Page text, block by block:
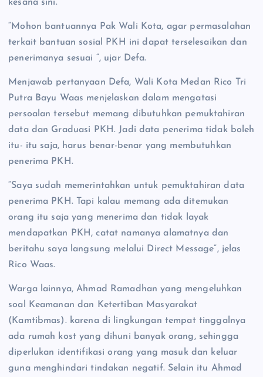
kesana sini.
“Mohon bantuannya Pak Wali Kota, agar permasalahan
terkait bantuan sosial PKH ini dapat terselesaikan dan
penerimanya sesuai “, ujar Defa.
Menjawab pertanyaan Defa, Wali Kota Medan Rico Tri
Putra Bayu Waas menjelaskan dalam mengatasi
persoalan tersebut memang dibutuhkan pemuktahiran
data dan Graduasi PKH. Jadi data penerima tidak boleh
itu- itu saja, harus benar-benar yang membutuhkan
penerima PKH.
“Saya sudah memerintahkan untuk pemuktahiran data
penerima PKH. Tapi kalau memang ada ditemukan
orang itu saja yang menerima dan tidak layak
mendapatkan PKH, catat namanya alamatnya dan
beritahu saya langsung melalui Direct Message”, jelas
Rico Waas.
Warga lainnya, Ahmad Ramadhan yang mengeluhkan
soal Keamanan dan Ketertiban Masyarakat
(Kamtibmas). karena di lingkungan tempat tinggalnya
ada rumah kost yang dihuni banyak orang, sehingga
diperlukan identifikasi orang yang masuk dan keluar
guna menghindari tindakan negatif. Selain itu Ahmad